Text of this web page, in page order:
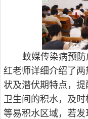
蚊媒传染病预
红老师详细介绍了
状及潜伏期特点，提
卫生间的积水，及
等易积水区域，若